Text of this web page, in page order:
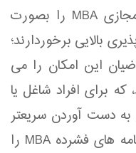
دانشجویانی که مدرک آموزش مجازی MBA را بصورت
بالایی برخوردارند؛
این امکان را می
که برای افراد شاغل یا
دست آوردن سریعتر
مدرک، دانشجویان می توانند برنامه های فشرده MBA را